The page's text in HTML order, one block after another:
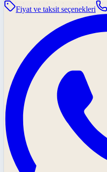
Fiyat ve taksit seçenekleri